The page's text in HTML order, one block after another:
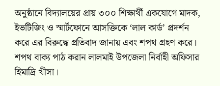
অনুষ্ঠানে বিদ্যালয়ের প্রায় ৩০০ শিক্ষার্থী একযোগে মাদক,
ইভটিজিং ও স্মার্টফোনে আসক্তিকে ‘লাল কার্ড’ প্রদর্শন
করে এর বিরুদ্ধে প্রতিবাদ জানায় এবং শপথ গ্রহণ করে।
শপথ বাক্য পাঠ করান লালমাই উপজেলা নির্বাহী অফিসার
হিমাদ্রি খীসা।